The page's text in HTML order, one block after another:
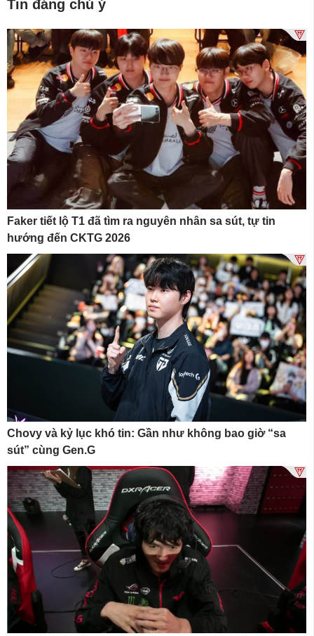
Tin đáng chú ý
Faker tiết lộ T1 đã tìm ra nguyên nhân sa sút, tự tin
hướng đến CKTG 2026
Chovy và kỷ lục khó tin: Gần như không bao giờ “sa
sút” cùng Gen.G